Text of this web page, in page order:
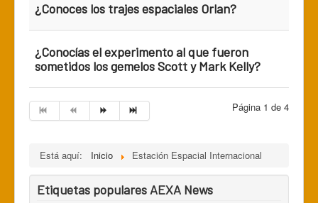
¿Conoces los trajes espaciales Orlan?
¿Conocías el experimento al que fueron
sometidos los gemelos Scott y Mark Kelly?
Página 1 de 4
Está aquí: Inicio Estación Espacial Internacional
Etiquetas populares AEXA News